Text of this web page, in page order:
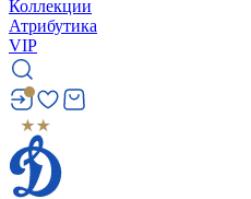
Коллекции
Атрибутика
VIP